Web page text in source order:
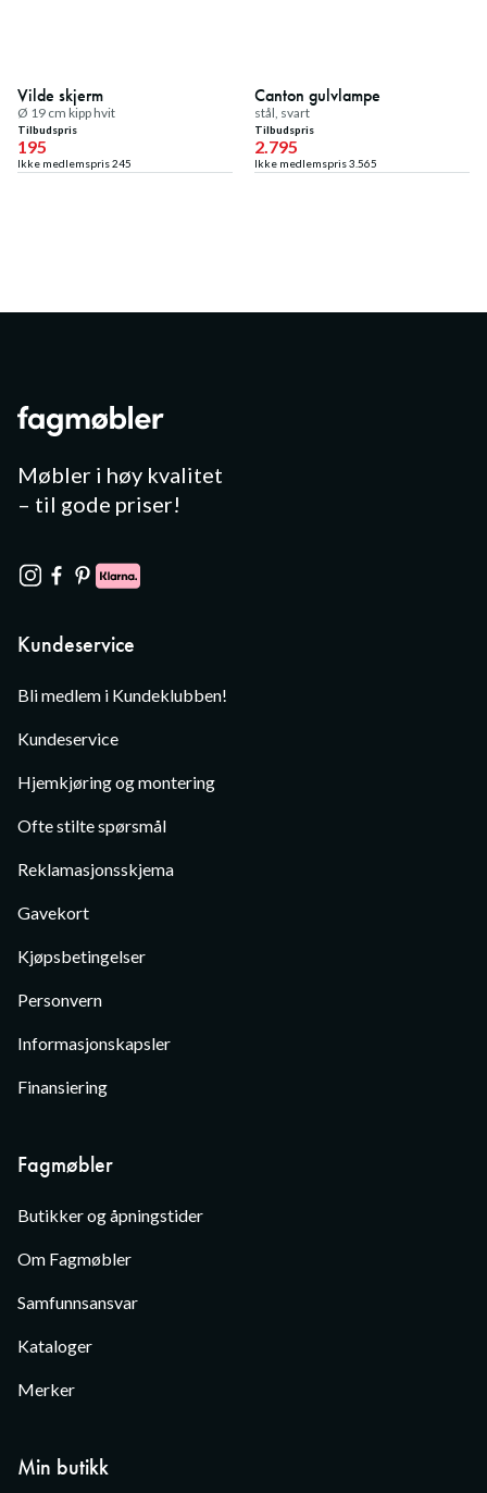
Medlemstilbud
Vilde skjerm
Ø 19 cm kipp hvit
Tilbudspris
195
Ikke medlemspris245
Medlemstilbud
Canton gulvlampe
stål, svart
Tilbudspris
2.795
Ikke medlemspris3.565
Møbler i høy kvalitet
– til gode priser!
Kundeservice
Bli medlem i Kundeklubben!
Kundeservice
Hjemkjøring og montering
Ofte stilte spørsmål
Reklamasjonsskjema
Gavekort
Kjøpsbetingelser
Personvern
Informasjonskapsler
Finansiering
Fagmøbler
Butikker og åpningstider
Om Fagmøbler
Samfunnsansvar
Kataloger
Merker
Min butikk